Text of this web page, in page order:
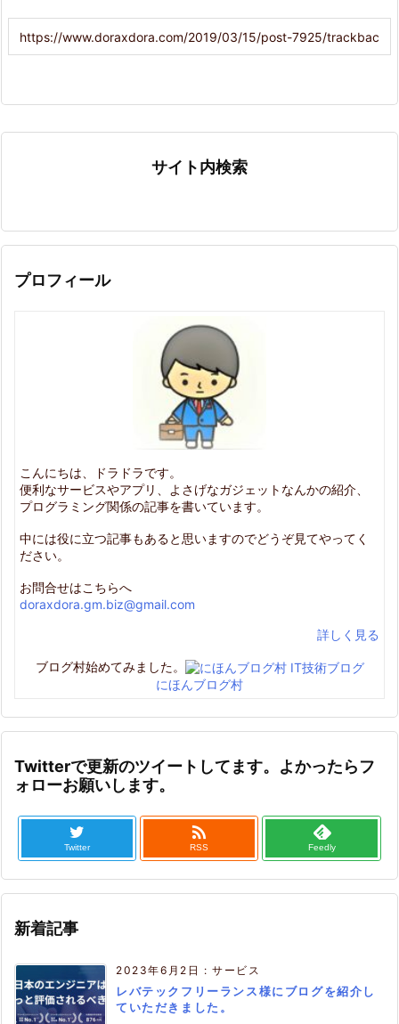
サイト内検索
プロフィール
こんにちは、ドラドラです。
便利なサービスやアプリ、よさげなガジェットなんかの紹介、
プログラミング関係の記事を書いています。
中には役に立つ記事もあると思いますのでどうぞ見てやってく
ださい。
お問合せはこちらへ
doraxdora.gm.biz@gmail.com
詳しく見る
ブログ村始めてみました。
にほんブログ村
Twitterで更新のツイートしてます。よかったらフ
ォローお願いします。
Twitter

RSS Feedly
新着記事
2023年6月2日 :サービス
レバテックフリーランス様にブログを紹介し
ていただきました。